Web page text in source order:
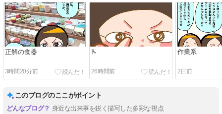
正解の食器
3時間20分前
🫰
26時間前
作業系
2日前
このブログのここがポイント
身近な出来事を鋭く描写した多彩な視点